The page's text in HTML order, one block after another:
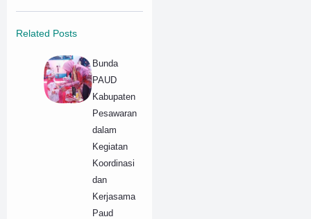
Related Posts
Bunda
PAUD
Kabupaten
Pesawaran
dalam
Kegiatan
Koordinasi
dan
Kerjasama
Paud